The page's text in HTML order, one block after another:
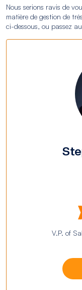
Nous serions ravis de
matière de gestion de
ci-dessous, ou passez
V.P. of